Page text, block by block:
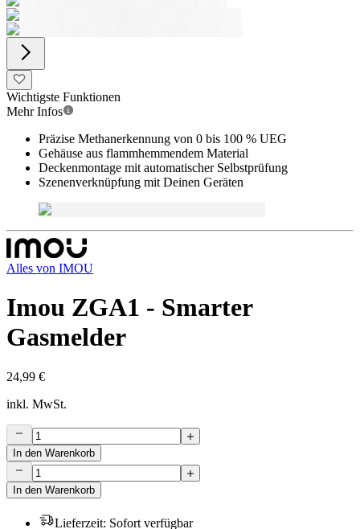
Wichtigste Funktionen
Mehr Infos
Präzise Methanerkennung von 0 bis 100 % UEG
Gehäuse aus flammhemmendem Material
Deckenmontage mit automatischer Selbstprüfung
Szenenverknüpfung mit Deinen Geräten
Alles von IMOU
Imou ZGA1 - Smarter
Gasmelder
24,99 €
inkl. MwSt.
In den Warenkorb
In den Warenkorb
Lieferzeit: Sofort verfügbar